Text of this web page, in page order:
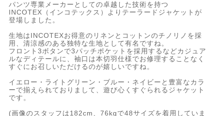
パンツ専業メーカーとしての卓越した技術を持つ
INCOTEX（インコテックス）よりテーラードジャケットが
登場しました。
生地はINCOTEXお得意のリネンとコットンのチノリノを採
用、清涼感のある独特な生地として有名ですね。
フロント3ボタンで3パッチポケットを採用するなどカジュア
ルなディテールに、袖口は本切羽仕様でお修理することなく
すぐにお召しいただけるのが嬉しいですね。
イエロー・ライトグリーン・ブルー・ネイビーと豊富なカラ
ーで揃えられておりまして、遊び心くすぐられるジャケット
です。
(画像のスタッフは182cm、76kgで48サイズを着用していま